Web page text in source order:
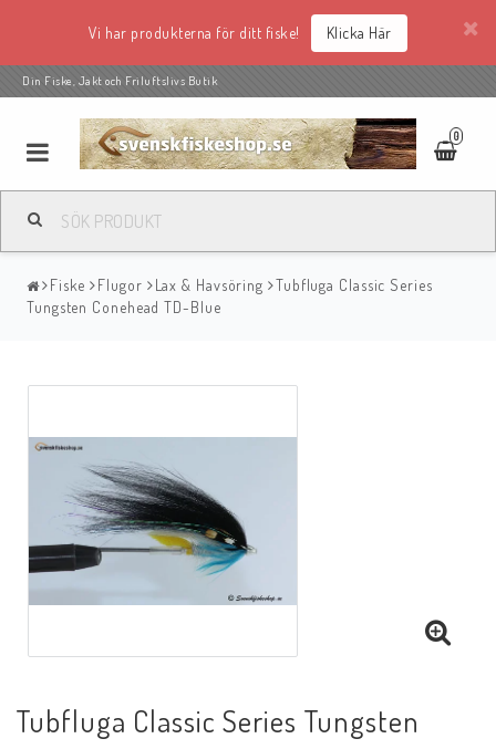
Vi har produkterna för ditt fiske! Klicka Här
Din Fiske, Jakt och Friluftslivs Butik
0
Fiske Flugor Lax & Havsöring
Tubfluga Classic Series
Tungsten Conehead TD-Blue
Tubfluga Classic Series Tungsten